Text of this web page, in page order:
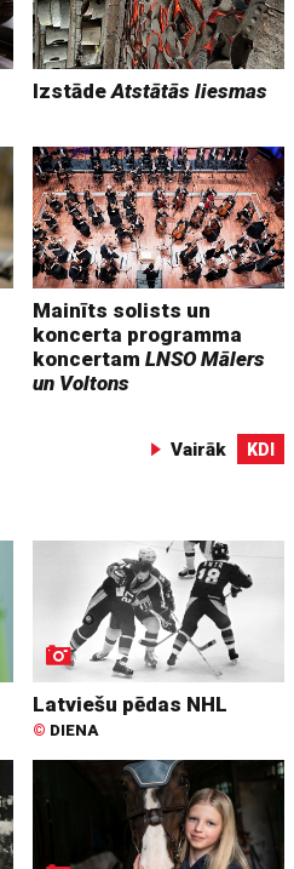
IzstādeAtstātās liesmas
Mainīts solists un
koncerta programma
koncertamLNSO Mālers
un Voltons
Vairāk KDI
Latviešu pēdas NHL
© DIENA